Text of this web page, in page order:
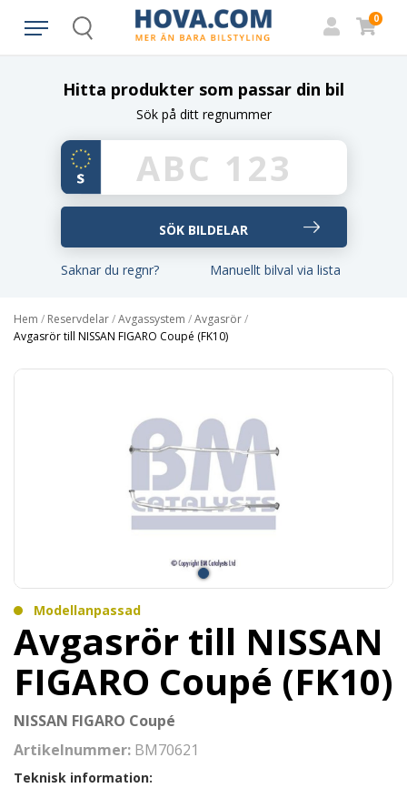
Search
0
Hitta produkter som passar din bil
Sök på ditt regnummer
Saknar du regnr? Manuellt bilval via lista
Hem / Reservdelar/Avgassystem /Avgasrör/
Avgasrör till NISSAN FIGARO Coupé (FK10)
Modellanpassad
Avgasrör till NISSAN
FIGARO Coupé (FK10)
NISSAN FIGARO Coupé
Artikelnummer: BM70621
Teknisk information: